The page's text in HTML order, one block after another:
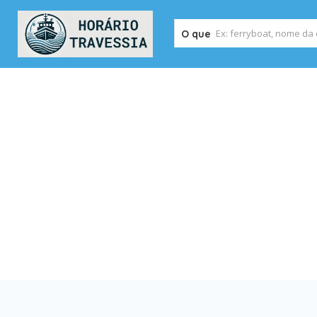
O que